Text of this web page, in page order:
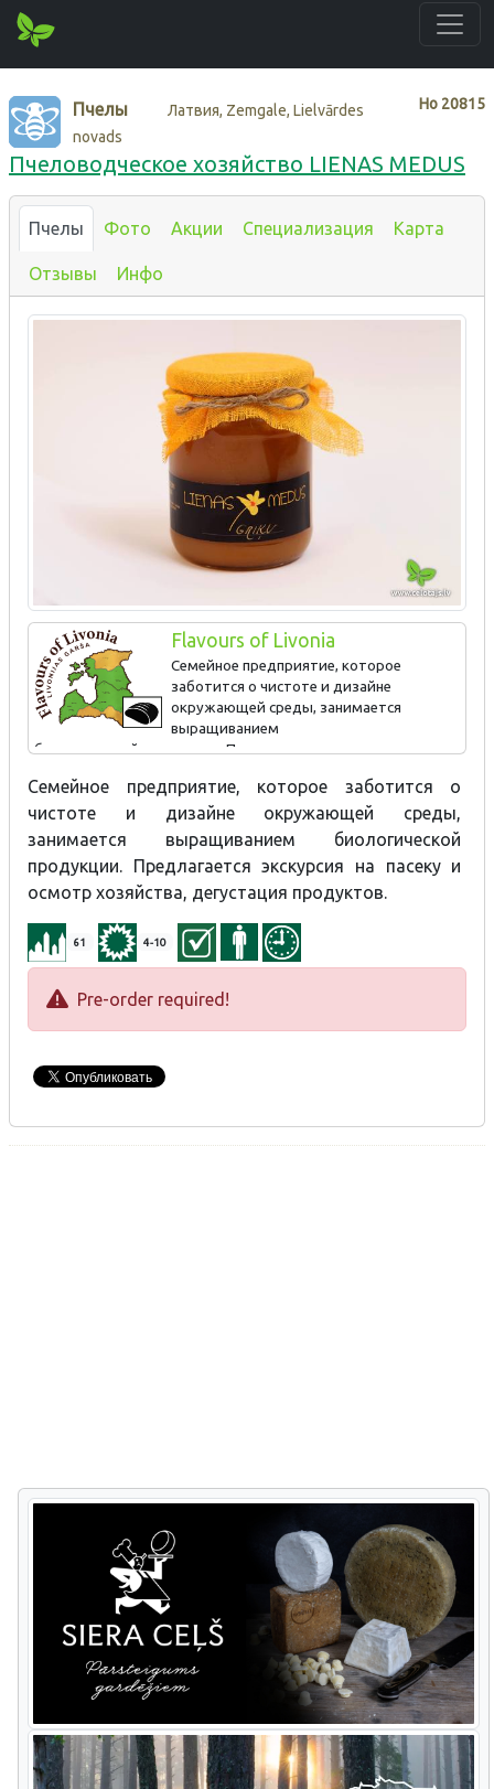
Нo 20815
Пчелы
Латвия, Zemgale, Lielvārdes
novads
Пчеловодческое хозяйство LIENAS MEDUS
Пчелы Фото Акции Специализация Карта
Отзывы Инфо
Flavours of Livonia
Семейное предприятие, которое
заботится о чистоте и дизайне
окружающей среды, занимается
выращиванием
биологической продукции. Предлагается экскурсия
Мед с пряностями ‒ базиликом, имбирем, тмином; медовый
чай ‒ мед с календулой, тысячелистником, мятой и
таволгой.
Семейное предприятие, которое заботится о
чистоте и дизайне окружающей среды,
занимается выращиванием биологической
продукции. Предлагается экскурсия на пасеку и
осмотр хозяйства, дегустация продуктов.
61 4-10
Pre-order required!